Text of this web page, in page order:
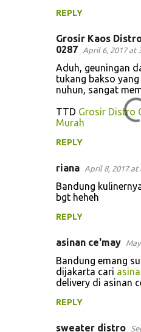
REPLY
Grosir Kaos
0287
April 6, 2017 at
Aduh, geuningan
tukang bakso
nuhun, sangat
TTD Grosir Distro
Murah
REPLY
riana April 8, 2017 at
Bandung
bgt heheh
REPLY
asinan ce'may
Bandung emang
dijakarta cari
delivery di asinan
REPLY
sweater distro